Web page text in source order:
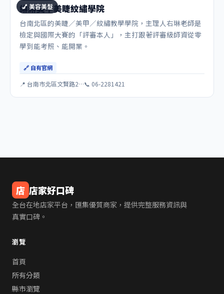
💅 美容美髮
綝綝美甲美睫紋繡學院
台南北區的美睫／美甲／紋繡教學學院，主理人右琳老師是
檢定與國際大賽的「評審本人」，主打跟著評審級師資從零
學到能考照、能開業。
🔗 自有官網
📍 台南市北區文賢路2…📞 06-2281421
店 店家好口碑
全台在地店家平台，匯集優質商家，提供完整服務資訊與
真實口碑。
瀏覽
首頁
所有分類
縣市瀏覽